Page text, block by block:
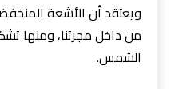
ويعتقد أن الأشعة
من داخل مجرتنا، ومنها
الشمس.